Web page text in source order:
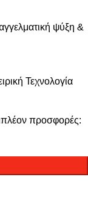
ψύξη &
Τεχνολογία
προσφορές: